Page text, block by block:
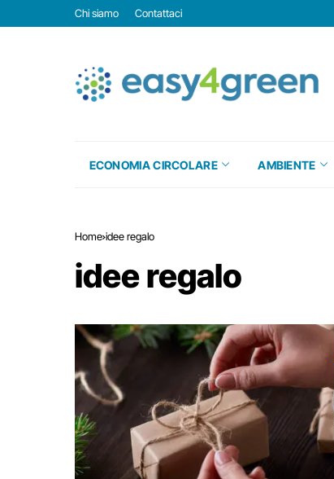
Chi siamo Contattaci
ECONOMIA CIRCOLARE AMBIENTE
Home idee regalo
idee regalo